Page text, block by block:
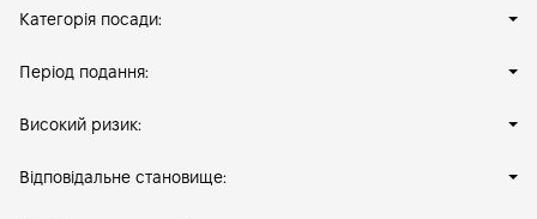
Категорія посади:
Період подання:
Високий ризик:
Відповідальне становище: